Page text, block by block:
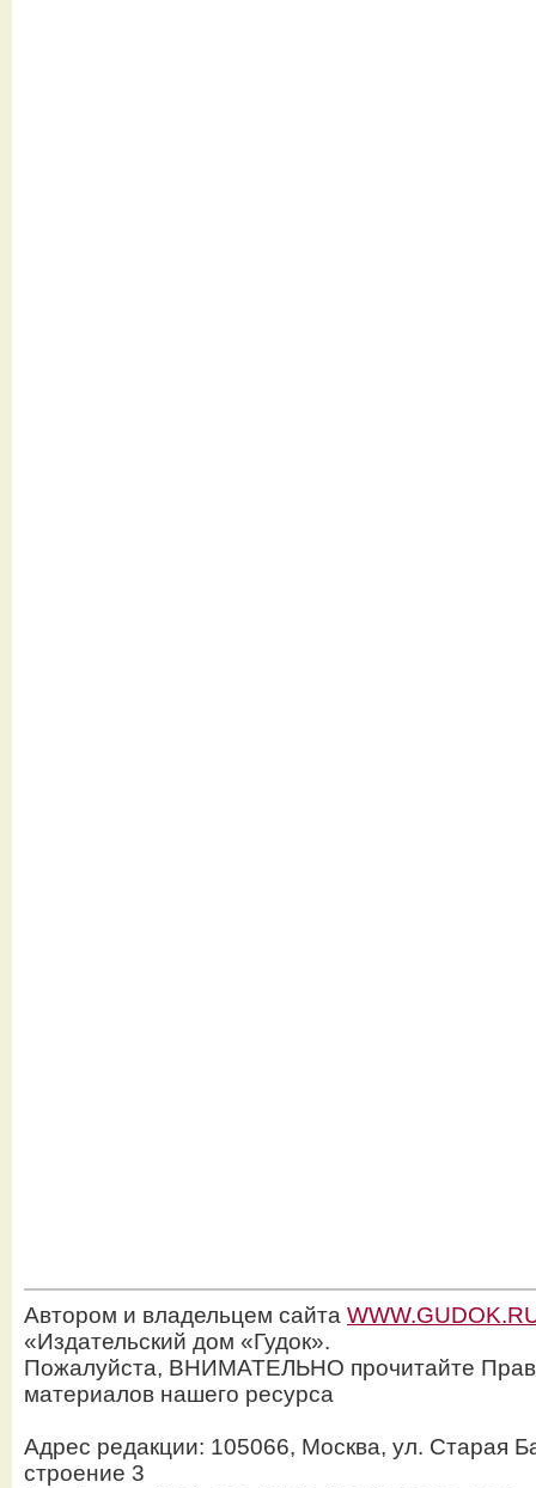
Автором и владельцем сайта
«Издательский дом «Гудок».
Пожалуйста, ВНИМАТЕЛЬНО прочитайте
материалов нашего ресурса
Адрес редакции: 105066, Москва, ул. Старая
строение 3